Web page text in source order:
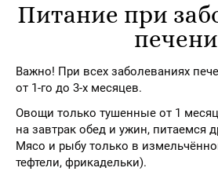
Питание при
печени
Важно! При всех заболеваниях
от 1-го до 3-х месяцев.
Овощи только тушенные от 1
на завтрак обед и ужин, питаемся
Мясо и рыбу только в
тефтели, фрикадельки).